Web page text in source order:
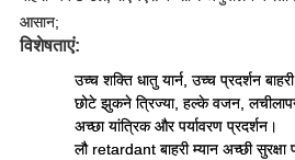
आसान;
विशेषताएं:
उच्च शक्ति धातु यार्न, उच्च प्रदर्शन
छोटे झुकने त्रिज्या, हल्के वजन,
अच्छा यांत्रिक और पर्यावरण प्रदर्शन।
लौ retardant बाहरी म्यान अच्छी